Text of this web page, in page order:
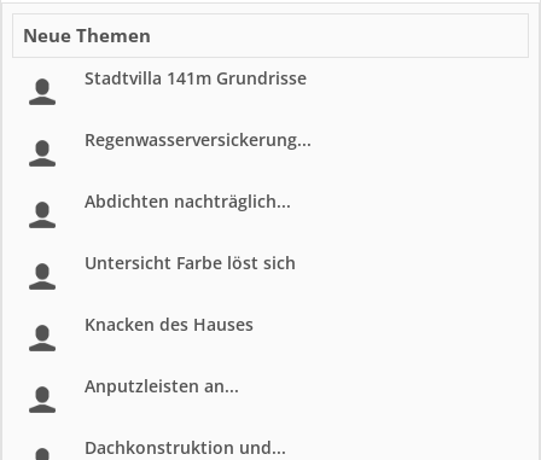
Neue Themen
Stadtvilla 141m Grundrisse
Regenwasserversickerung...
Abdichten nachträglich...
Untersicht Farbe löst sich
Knacken des Hauses
Anputzleisten an...
Dachkonstruktion und...